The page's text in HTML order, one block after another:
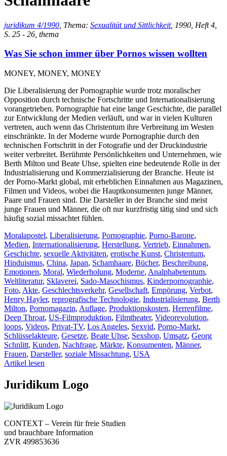
juridikum 4/1990 , Thema: Sexualität und Sittlichkeit, 1990, Heft 4,
S. 25 - 26, thema
Was Sie schon immer über Pornos wissen wollten
MONEY, MONEY, MONEY
Die Liberalisierung der Pornographie wurde trotz moralischer
Opposition durch technische Fortschritte und Internationalisierung
vorangetrieben. Pornographie hat eine lange Geschichte, die parallel
zur Entwicklung der Medien verläuft, und war in vielen Kulturen
vertreten, auch wenn das Christentum ihre Verbreitung im Westen
einschränkte. In der Moderne wurde Pornographie durch den
technischen Fortschritt in der Fotografie und der Druckindustrie
weiter verbreitet. Berühmte Persönlichkeiten und Unternehmen, wie
Berth Milton und Beate Uhse, spielten eine bedeutende Rolle in der
Industrialisierung und Kommerzialisierung der Branche. Heute ist
der Porno-Markt global, mit erheblichen Einnahmen aus Magazinen,
Filmen und Videos, wobei die Hauptkonsumenten junge Männer,
Paare und Frauen sind. Die Darsteller in der Branche sind meist
junge Frauen und Männer, die oft nur kurzfristig tätig sind und sich
häufig sozial missachtet fühlen.
Moralapostel, Liberalisierung, Pornographie, Porno-Barone,
Medien, Internationalisierung, Herstellung, Vertrieb, Einnahmen,
Geschichte, sexuelle Aktivitäten, erotische Kunst, Christentum,
Hinduismus, China, Japan, Schamhaare, Bücher, Beschreibung,
Emotionen, Moral, Wiederholung, Moderne, Analphabetentum,
Weltliteratur, Sklaverei, Sado-Masochismus, Kinderpornographie,
Foto, Akte, Geschlechtsverkehr, Gesellschaft, Empörung, Verbot,
Henry Hayler, reprografische Technologie, Industrialisierung, Berth
Milton, Pornomagazin, Auflage, Produktionskosten, Herrenfilme,
Deep Throat, US-Filmproduktion, Filmtheater, Videorevolution,
loops, Videos, Privat-TV, Los Angeles, Sexvid, Porno-Markt,
Schlüsselakteure, Gesetze, Beate Uhse, Sexshop, Umsatz, Georg
Schnlitt, Kunden, Nachfrage, Märkte, Konsumenten, Männer,
Frauen, Darsteller, soziale Missachtung, USA
Artikel lesen
Juridikum Logo
CONTEXT – Verein für freie Studien
und brauchbare Information
ZVR 499853636